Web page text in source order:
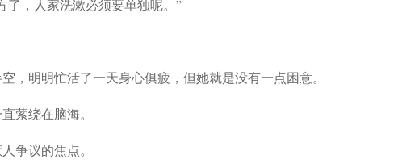
了，人家洗漱必须要单独呢。”
，明明忙活了一天身心俱疲，但她就是没有一点困意。
萦绕在脑海。
争议的焦点。